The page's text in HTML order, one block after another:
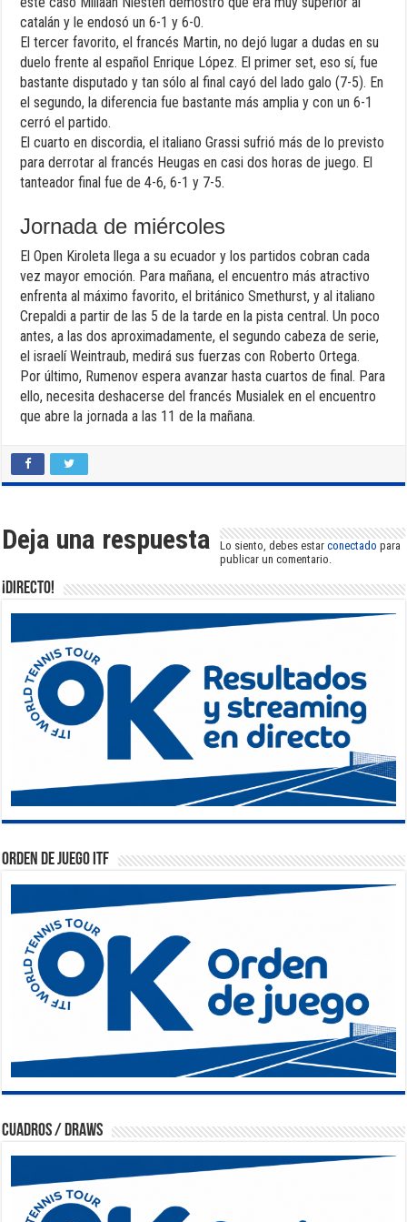
catalán y le endosó un 6-1 y 6-0.
El tercer favorito, el francés Martin, no dejó lugar a dudas en su
duelo frente al español Enrique López. El primer set, eso sí, fue
bastante disputado y tan sólo al final cayó del lado galo (7-5). En
el segundo, la diferencia fue bastante más amplia y con un 6-1
cerró el partido.
El cuarto en discordia, el italiano Grassi sufrió más de lo previsto
para derrotar al francés Heugas en casi dos horas de juego. El
tanteador final fue de 4-6, 6-1 y 7-5.
Jornada de miércoles
El Open Kiroleta llega a su ecuador y los partidos cobran cada
vez mayor emoción. Para mañana, el encuentro más atractivo
enfrenta al máximo favorito, el británico Smethurst, y al italiano
Crepaldi a partir de las 5 de la tarde en la pista central. Un poco
antes, a las dos aproximadamente, el segundo cabeza de serie,
el israelí Weintraub, medirá sus fuerzas con Roberto Ortega.
Por último, Rumenov espera avanzar hasta cuartos de final. Para
ello, necesita deshacerse del francés Musialek en el encuentro
que abre la jornada a las 11 de la mañana.
Deja una respuesta Lo siento, debes estarconectado para
publicar un comentario.
¡DIRECTO!
Orden de Juego ITF
Cuadros / Draws